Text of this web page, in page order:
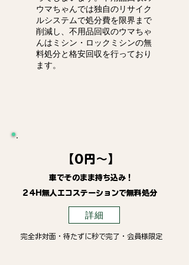
ウマちゃんでは独自のリサイク
ルシステムで処分費を限界まで
削減し、不用品回収のウマちゃ
んはミシン・ロックミシンの無
料処分と格安回収を行っており
ます。
【0円～】
車でそのまま持ち込み！
24H無人エコステーションで無料処分
詳細
完全非対面・待たずに秒で完了・会員様限定